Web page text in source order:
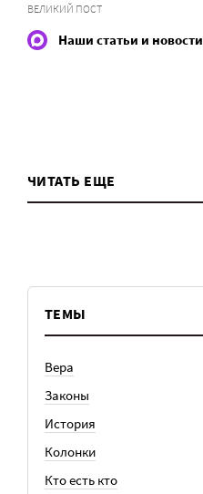
ВЕЛИКИЙ ПОСТ
Наши статьи и
ЧИТАТЬ ЕЩЕ
ТЕМЫ
Вера
Законы
История
Колонки
Кто есть кто